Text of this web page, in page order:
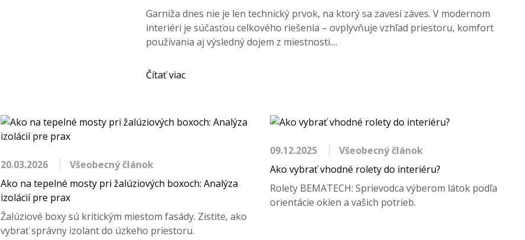
Garniža dnes nie je len technický prvok, na ktorý sa zavesí záves. V modernom
interiéri je súčasťou celkového riešenia – ovplyvňuje vzhľad priestoru, komfort
používania aj výsledný dojem z miestnosti....
Čítať viac
20.03.2026
Všeobecný článok
Ako na tepelné mosty pri žalúziových boxoch: Analýza
izolácií pre prax
Žalúziové boxy sú kritickým miestom fasády. Zistite, ako
vybrať správny izolant do úzkeho priestoru.
09.12.2025
Všeobecný článok
Ako vybrať vhodné rolety do interiéru?
Rolety BEMATECH: Sprievodca výberom látok podľa
orientácie okien a vašich potrieb.